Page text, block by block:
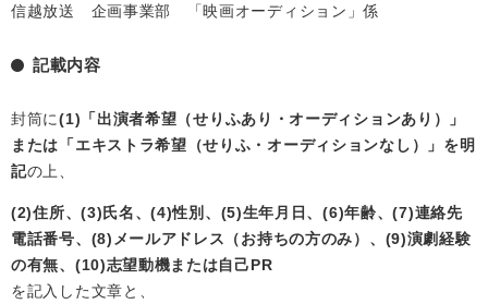
信越放送 企画事業部 「映画オーディション」係
記載内容
封筒に(1)「出演者希望（せりふあり・オーディションあり）」
または「エキストラ希望（せりふ・オーディションなし）」を明
記の上、
(2)住所、(3)氏名、(4)性別、(5)生年月日、(6)年齢、(7)連絡先
電話番号、(8)メールアドレス（お持ちの方のみ）、(9)演劇経験
の有無、(10)志望動機または自己PR
を記入した文章と、